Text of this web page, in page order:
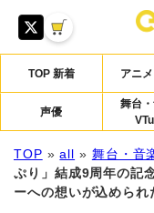
TOP 新着 アニ
声優
舞台・
TOP »all » 舞台・音
ぷり」結成9周年の記
ーへの想いが込められ